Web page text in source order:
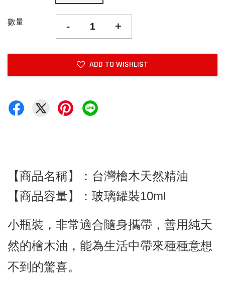
數量 - +
ADD TO WISHLIST
【商品名稱】：台灣檜木天然精油
【商品容量】：玻璃罐裝10ml
小瓶裝，非常適合隨身攜帶，善用純天
然的檜木油，能為生活中帶來種種意想
不到的驚喜。